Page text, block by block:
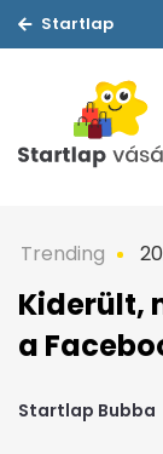
Startlap
Trending
Kiderült,
a
Startlap Bubba